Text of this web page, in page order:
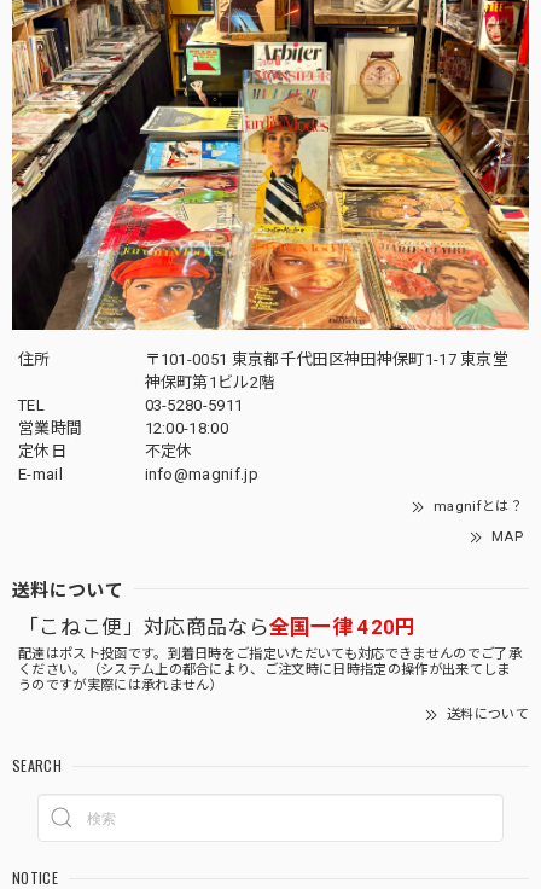
住所
〒101-0051 東京都千代田区神田神保町1-17 東京堂
神保町第1ビル2階
TEL
03-5280-5911
営業時間
12:00-18:00
定休日
不定休
E-mail
info@magnif.jp
magnifとは？
MAP
送料について
「こねこ便」対応商品なら全国一律 420円
配達はポスト投函です。到着日時をご指定いただいても対応できませんのでご了承
ください。（システム上の都合により、ご注文時に日時指定の操作が出来てしま
うのですが実際には承れません）
送料について
SEARCH
NOTICE